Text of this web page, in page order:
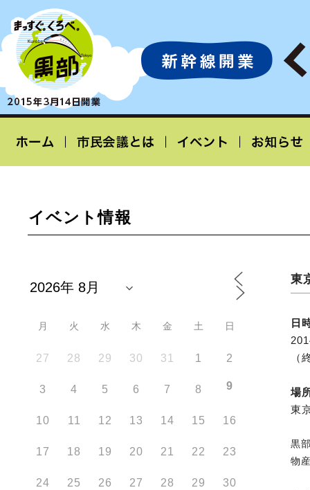
イベント情報
月 火 水 木 金 土 日
27 28 29 30 31 1 2
3 4 5 6 7 8 9
10 11 12 13 14 15 16
17 18 19 20 21 22 23
24 25 26 27 28 29 30
東
日
（
場
東
黒
物